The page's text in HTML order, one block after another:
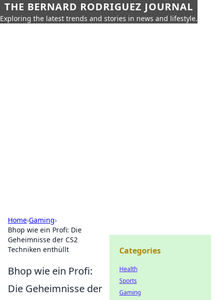
THE BERNARD RODRIGUEZ JOURNAL
Exploring the latest trends and stories in news and lifestyle.
Home›Gaming›
Bhop wie ein Profi: Die
Geheimnisse der CS2
Techniken enthüllt
Bhop wie ein Profi:
Die Geheimnisse der
Categories
Health
Sports
Gaming